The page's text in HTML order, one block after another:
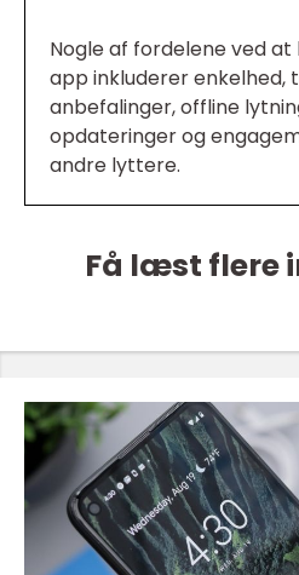
Nogle af fordelene ved
app inkluderer enkelhed,
anbefalinger, offline
opdateringer og
andre lyttere.
Få læst flere